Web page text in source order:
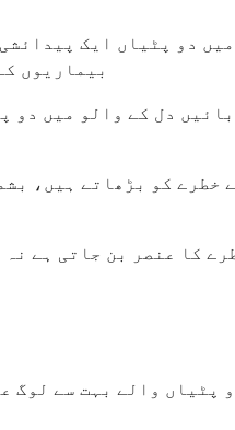
دو پٹیاں ایک
بیماریوں
دل کے والو میں دو
خطرے کو بڑھاتے ہیں،
کا عنصر بن جاتی ہے
پٹیاں والے بہت سے لوگ